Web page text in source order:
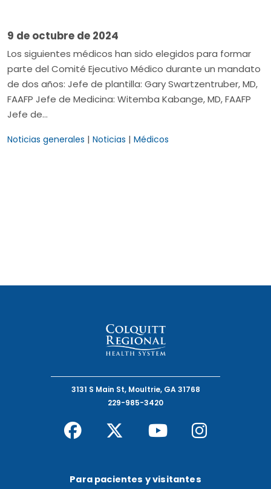
9 de octubre de 2024
Los siguientes médicos han sido elegidos para formar
parte del Comité Ejecutivo Médico durante un mandato
de dos años: Jefe de plantilla: Gary Swartzentruber, MD,
FAAFP Jefe de Medicina: Witemba Kabange, MD, FAAFP
Jefe de…
Noticias generales | Noticias | Médicos
3131 S Main St, Moultrie, GA 31768
229-985-3420
Para pacientes y visitantes